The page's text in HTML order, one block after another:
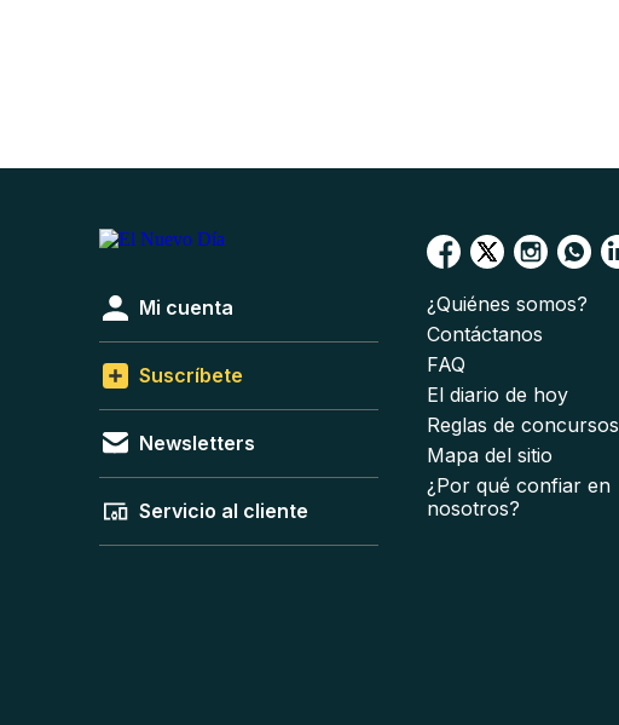
Mi cuenta
Suscríbete
Newsletters
Servicio al cliente
¿Quiénes somos?
Contáctanos
FAQ
El diario de hoy
Reglas de concursos
Mapa del sitio
¿Por qué confiar en
nosotros?